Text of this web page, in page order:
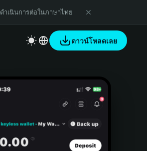
ดำเนินการต่อในภาษาไทย
ดาวน์โหลดเลย